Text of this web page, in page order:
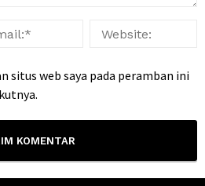
situs web saya pada peramban ini